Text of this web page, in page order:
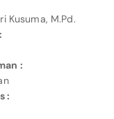
Kusuma, M.Pd.
:
: